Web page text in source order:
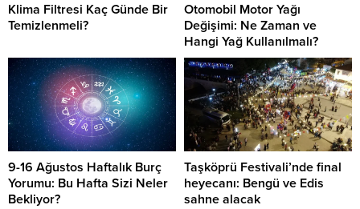
Klima Filtresi Kaç Günde Bir
Temizlenmeli?
Otomobil Motor Yağı
Değişimi: Ne Zaman ve
Hangi Yağ Kullanılmalı?
9-16 Ağustos Haftalık Burç
Yorumu: Bu Hafta Sizi Neler
Bekliyor?
Taşköprü Festivali’nde final
heyecanı: Bengü ve Edis
sahne alacak